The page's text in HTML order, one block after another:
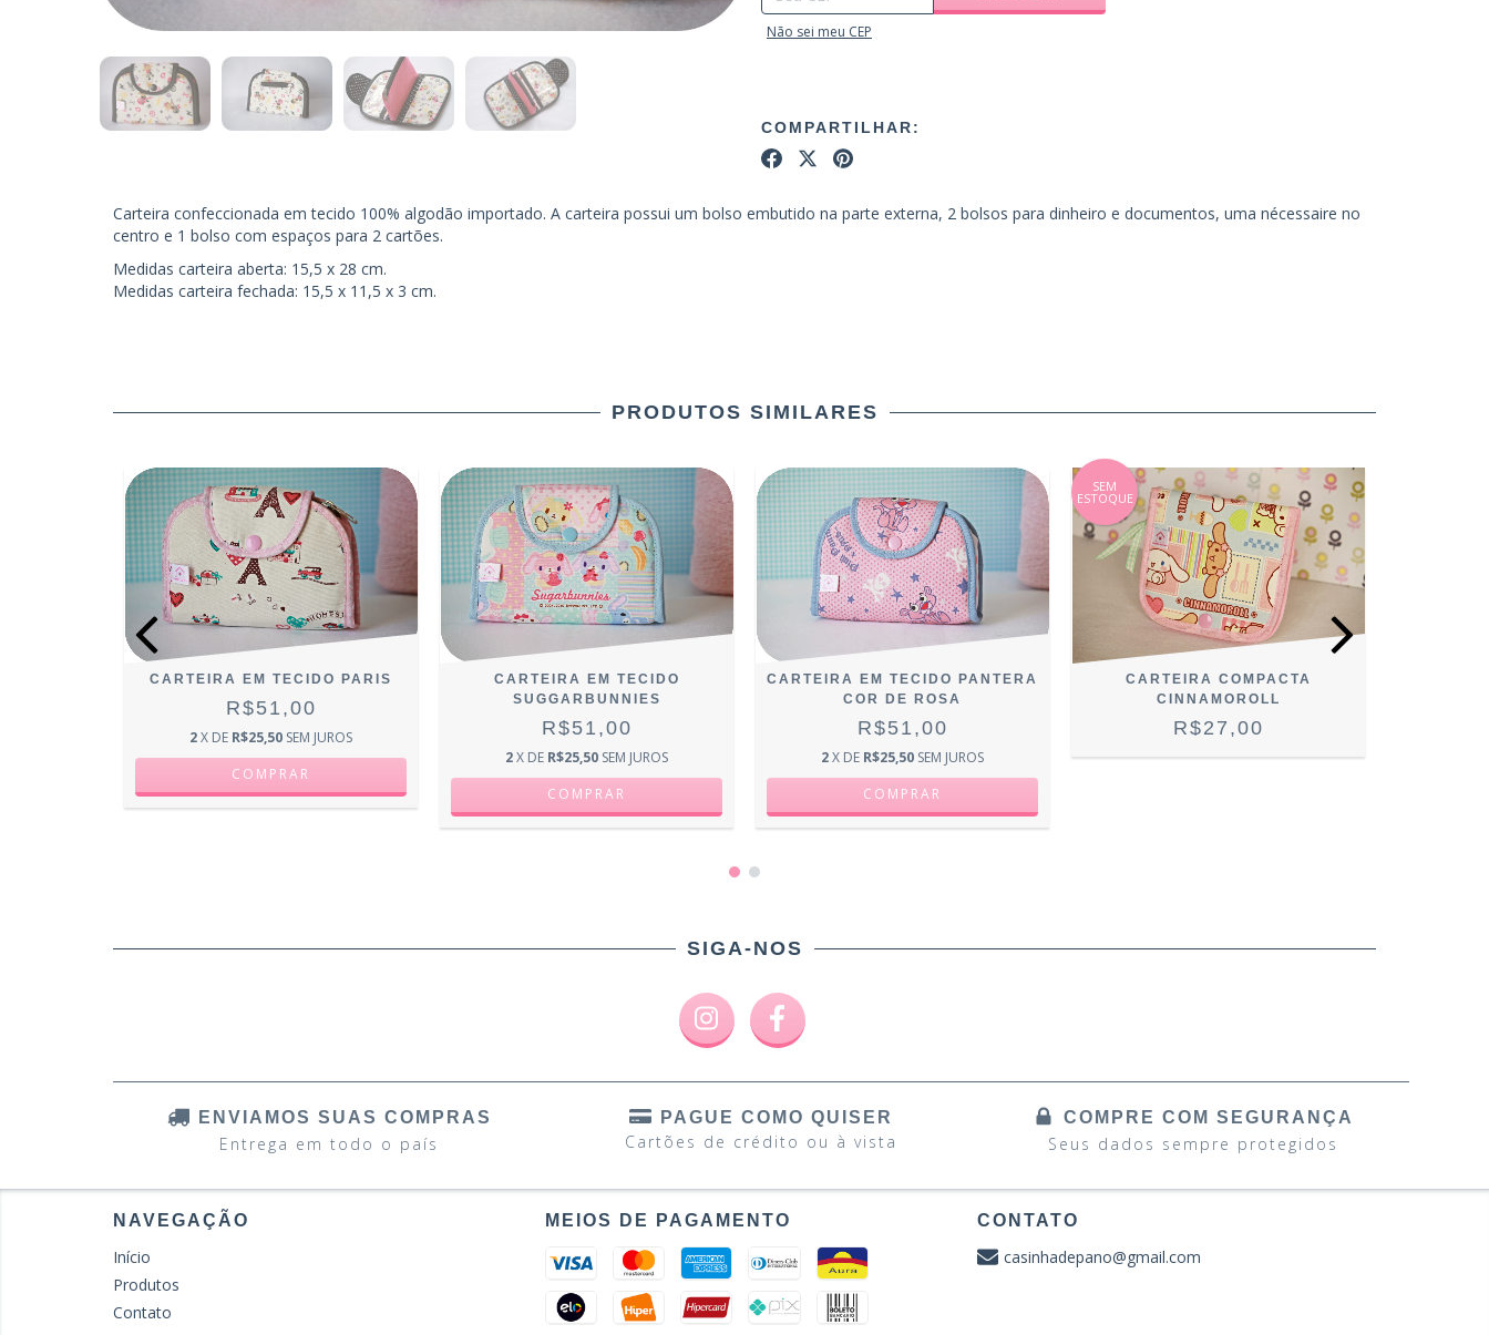
Não sei meu CEP
COMPARTILHAR:
Carteira confeccionada em tecido 100% algodão importado. A carteira possui um bolso embutido na parte externa, 2 bolsos para dinheiro e documentos, uma nécessaire no
centro e 1 bolso com espaços para 2 cartões.
Medidas carteira aberta: 15,5 x 28 cm.
Medidas carteira fechada: 15,5 x 11,5 x 3 cm.
PRODUTOS SIMILARES
CARTEIRA EM TECIDO PARIS
R$51,00
2X DE R$25,50 SEM JUROS
CARTEIRA EM TECIDO
SUGGARBUNNIES
R$51,00
2X DE R$25,50 SEM JUROS
CARTEIRA EM TECIDO PANTERA
COR DE ROSA
R$51,00
2X DE R$25,50 SEM JUROS
SEM
ESTOQUE
CARTEIRA COMPACTA
CINNAMOROLL
R$27,00
SIGA-NOS
ENVIAMOS SUAS COMPRAS
Entrega em todo o país
PAGUE COMO QUISER
Cartões de crédito ou à vista
COMPRE COM SEGURANÇA
Seus dados sempre protegidos
NAVEGAÇÃO
Início
Produtos
Contato
MEIOS DE PAGAMENTO CONTATO
casinhadepano@gmail.com